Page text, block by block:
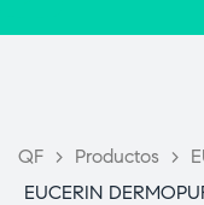
QF > Productos >
EUCERIN